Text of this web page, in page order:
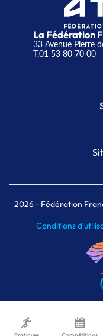
La Fédération
33 Avenue Pierre
T.01 53 80 70 00-
2026- Fédération
Conditions